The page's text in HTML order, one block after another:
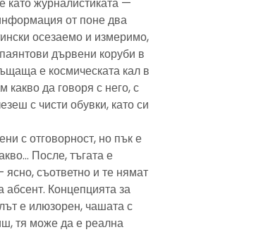
от поне два
осезаемо и измеримо,
дървени коруби в
е космическата кал в
какво да говоря с него, с
с чисти обувки, като си
с отговорност, но пък е
После, тъгата е
съответно и те нямат
Концепцията за
е илюзорен, чашата с
тя може да е реална